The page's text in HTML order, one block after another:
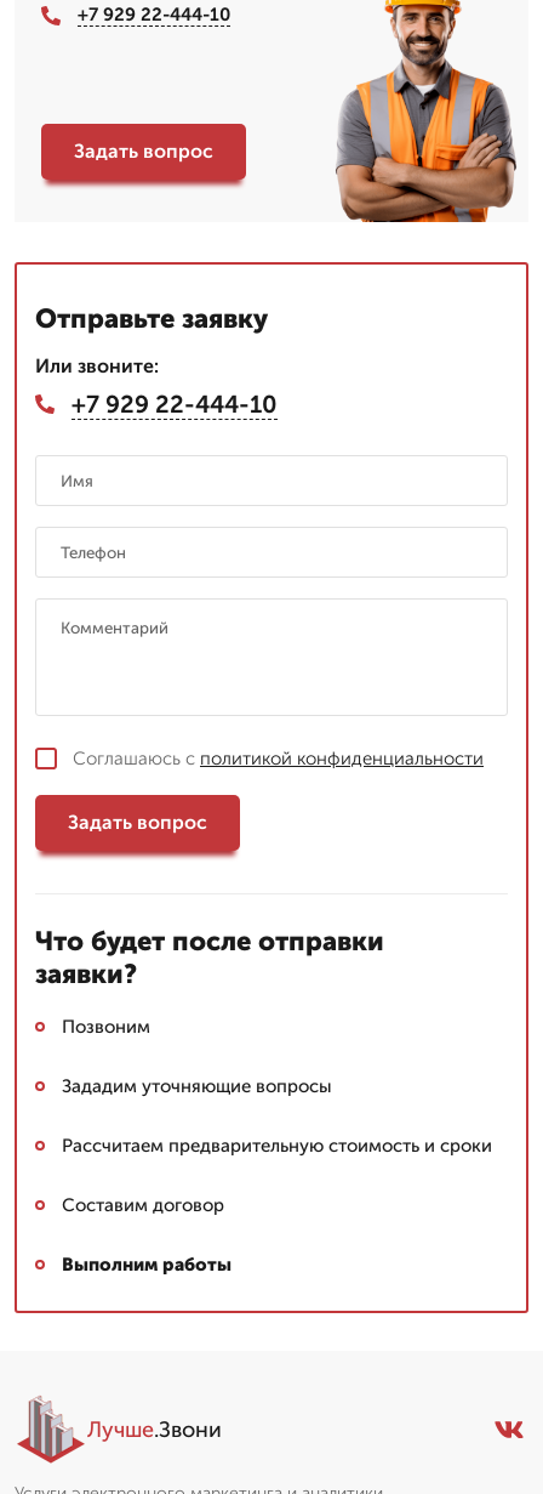
+7 929 22-444-10
Задать вопрос
Отправьте заявку
Или звоните:
+7 929 22-444-10
Соглашаюсь с политикой конфиденциальности
Задать вопрос
Что будет после отправки
заявки?
Позвоним
Зададим уточняющие вопросы
Рассчитаем предварительную стоимость и сроки
Составим договор
Выполним работы
Лучше.Звони